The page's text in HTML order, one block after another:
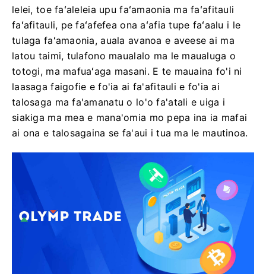
lelei, toe faʻaleleia upu faʻamaonia ma faʻafitauli
faʻafitauli, pe faʻafefea ona aʻafia tupe faʻaalu i le
tulaga faʻamaonia, auala avanoa e aveese ai ma
latou taimi, tulafono maualalo ma le maualuga o
totogi, ma mafuaʻaga masani. E te mauaina fo'i ni
laasaga faigofie e fo'ia ai fa'afitauli e fo'ia ai
talosaga ma fa'amanatu o lo'o fa'atali e uiga i
siakiga ma mea e mana'omia mo pepa ina ia mafai
ai ona e talosagaina se fa'aui i tua ma le mautinoa.